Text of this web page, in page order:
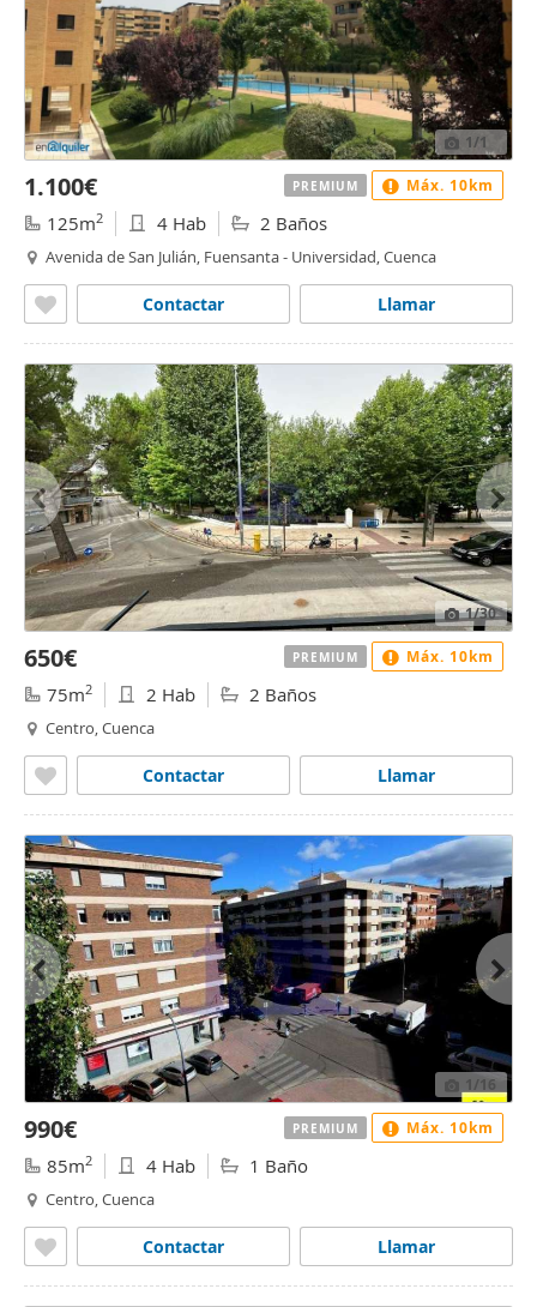
1/1
1.100€
125m2 4 Hab 2 Baños
Avenida de San Julián, Fuensanta - Universidad, Cuenca
Llamar
Contactar
PREMIUM Máx. 10km
1/30
650€
75m2 2 Hab 2 Baños
Centro, Cuenca
Llamar
Contactar
PREMIUM Máx. 10km
1/16
990€
85m2 4 Hab 1 Baño
Centro, Cuenca
Llamar
Contactar
PREMIUM Máx. 10km